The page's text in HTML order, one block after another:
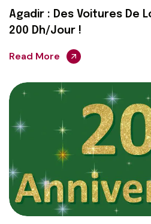
Agadir : Des Voitures De
200 Dh/jour !
Read More